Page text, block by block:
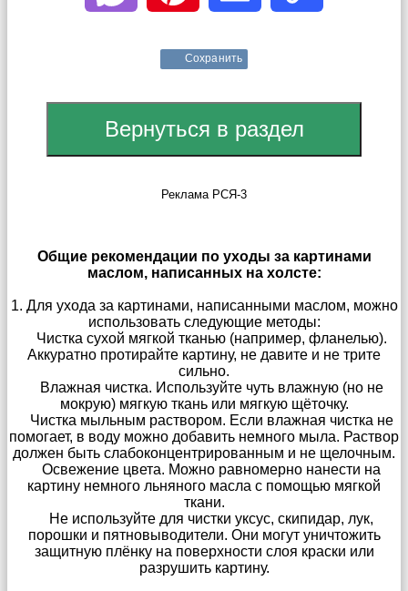
Сохранить
Реклама РСЯ-3
Общие рекомендации по уходы за картинами
маслом, написанных на холсте:
1. Для ухода за картинами, написанными маслом, можно
использовать следующие методы:
Чистка сухой мягкой тканью (например, фланелью).
Аккуратно протирайте картину, не давите и не трите
сильно.
Влажная чистка. Используйте чуть влажную (но не
мокрую) мягкую ткань или мягкую щёточку.
Чистка мыльным раствором. Если влажная чистка не
помогает, в воду можно добавить немного мыла. Раствор
должен быть слабоконцентрированным и не щелочным.
Освежение цвета. Можно равномерно нанести на
картину немного льняного масла с помощью мягкой
ткани.
Не используйте для чистки уксус, скипидар, лук,
порошки и пятновыводители. Они могут уничтожить
защитную плёнку на поверхности слоя краски или
разрушить картину.